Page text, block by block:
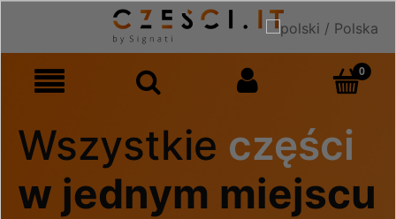
Wszystkie części
w jednym miejscu